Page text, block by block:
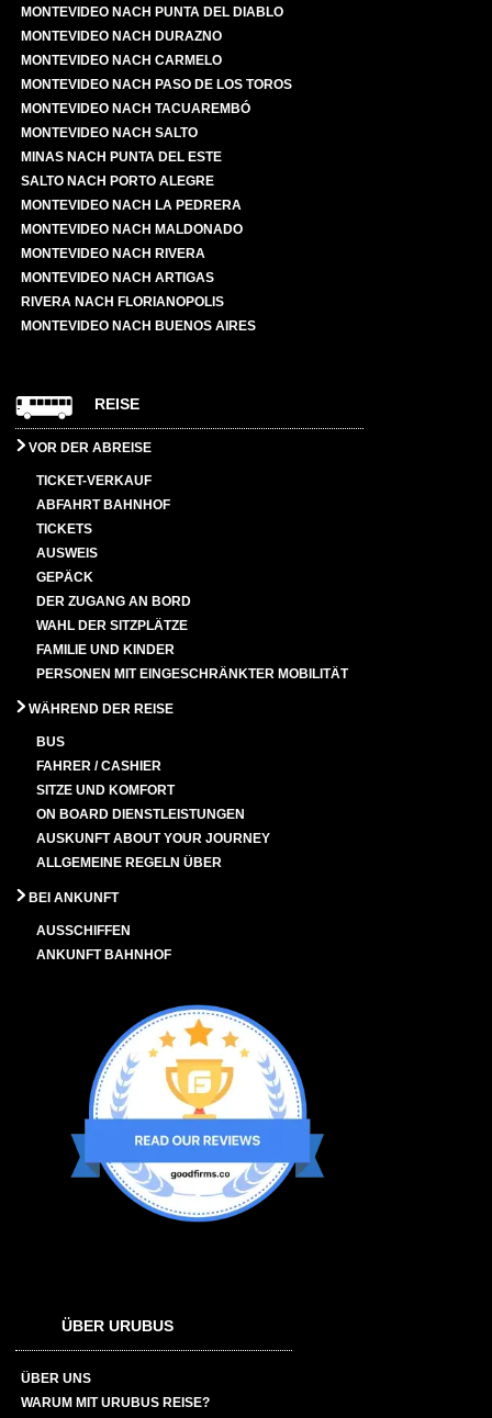
MONTEVIDEO NACH PUNTA DEL DIABLO
MONTEVIDEO NACH DURAZNO
MONTEVIDEO NACH CARMELO
MONTEVIDEO NACH PASO DE LOS TOROS
MONTEVIDEO NACH TACUAREMBÓ
MONTEVIDEO NACH SALTO
MINAS NACH PUNTA DEL ESTE
SALTO NACH PORTO ALEGRE
MONTEVIDEO NACH LA PEDRERA
MONTEVIDEO NACH MALDONADO
MONTEVIDEO NACH RIVERA
MONTEVIDEO NACH ARTIGAS
RIVERA NACH FLORIANOPOLIS
MONTEVIDEO NACH BUENOS AIRES
REISE
VOR DER ABREISE
TICKET-VERKAUF
ABFAHRT BAHNHOF
TICKETS
AUSWEIS
GEPÄCK
DER ZUGANG AN BORD
WAHL DER SITZPLÄTZE
FAMILIE UND KINDER
PERSONEN MIT EINGESCHRÄNKTER MOBILITÄT
WÄHREND DER REISE
BUS
FAHRER / CASHIER
SITZE UND KOMFORT
ON BOARD DIENSTLEISTUNGEN
AUSKUNFT ABOUT YOUR JOURNEY
ALLGEMEINE REGELN ÜBER
BEI ANKUNFT
AUSSCHIFFEN
ANKUNFT BAHNHOF
ÜBER URUBUS
ÜBER UNS
WARUM MIT URUBUS REISE?